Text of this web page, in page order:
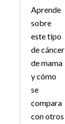
Aprende
sobre
este tipo
de cáncer
de mama
y cómo
se
compara
con otros